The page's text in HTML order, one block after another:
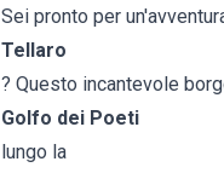
Sei pronto per
Tellaro
? Questo incantevole
Golfo dei Poeti
lungo la